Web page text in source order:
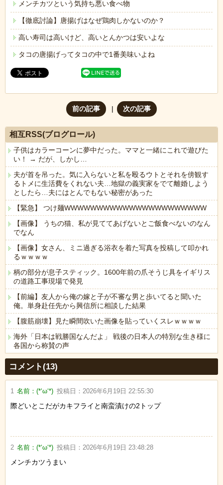
メンチカツという気持ち悪い食べ物
【徹底討論】唐揚げはなぜ鶏肉しかないのか？
高い寿司は高いけど、高いとんかつは安いよな
タコの唐揚げってタコの中で1番美味いよね
前の記事 次の記事
相互RSS(ブログロール)
子供はカラーコーンに夢中だった。ママと一緒にこれで遊びた
い！ → だが、しかし…
夫が首を吊った。気に入らないと私を殴るウトとそれを傍観す
るトメに生活費をくれない夫…地獄の義実家をでて離婚しよう
としたら…夫にはとんでもない秘密があった
【緊急】 つけ麺WWWWWWWWWWWWWWWWWWWWWW
【画像】 うちの猫、私が見ててあげないとご飯食べないのなん
でなん
【画像】女さん、ミニ過ぎる浴衣を着た写真を投稿して叩かれ
るｗｗｗｗ
柄の部分が息子スティック。1600年前の爪そうじ具をイギリス
の道路工事現場で発見
【前編】友人から俺の嫁と子が不審な男と歩いてると聞いた
俺。単身赴任先から興信所に相談した結果
【腹筋崩壊】見た瞬間吹いた画像を貼っていくスレｗｗｗｗ
海外「日本は戦勝国なんだよ」 戦後の日本人の特別な生き様に
各国から称賛の声
Powered by livedoor 相互RSS
コメント(13)
1 名前：(*‘ω‘*) 投稿日： 2026年6月19日 22:55:30
際どいとこだがカキフライと南蛮漬けの2トップ
2 名前：(*‘ω‘*) 投稿日： 2026年6月19日 23:48:28
メンチカツうまい